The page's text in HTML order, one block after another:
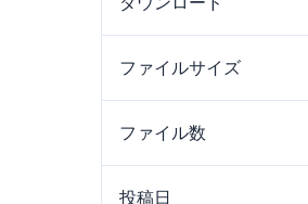
ファイルサイズ
ファイル数
投稿日